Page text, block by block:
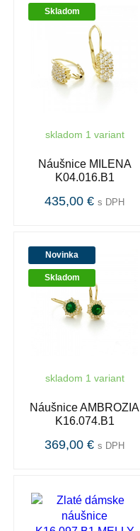
Skladom
skladom 1 variant
Náušnice MILENA
K04.016.B1
435,00 € s DPH
Novinka
Skladom
skladom 1 variant
Náušnice AMBROZIA
K16.074.B1
369,00 € s DPH